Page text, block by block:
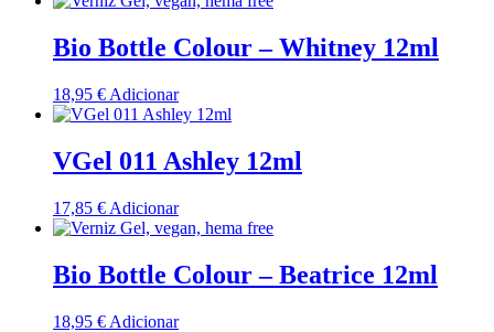
Bio Bottle Colour – Whitney 12ml
18,95 € Adicionar
VGel 011 Ashley 12ml
17,85 € Adicionar
Bio Bottle Colour – Beatrice 12ml
18,95 € Adicionar